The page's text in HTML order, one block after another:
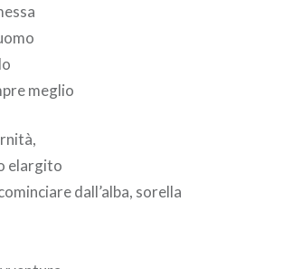
meglio
elargito
dall’alba, sorella